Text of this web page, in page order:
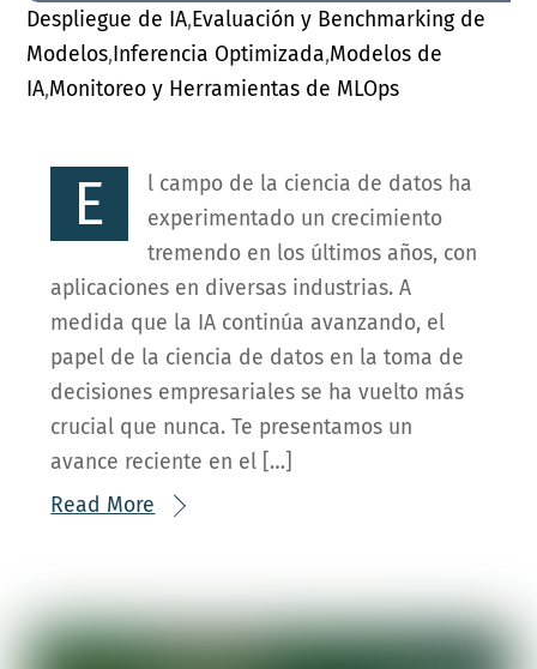
Despliegue de IA,Evaluación y Benchmarking de
Modelos,Inferencia Optimizada,Modelos de
IA,Monitoreo y Herramientas de MLOps
E
l campo de la ciencia de datos ha
experimentado un crecimiento
tremendo en los últimos años, con
aplicaciones en diversas industrias. A
medida que la IA continúa avanzando, el
papel de la ciencia de datos en la toma de
decisiones empresariales se ha vuelto más
crucial que nunca. Te presentamos un
avance reciente en el […]
Read More